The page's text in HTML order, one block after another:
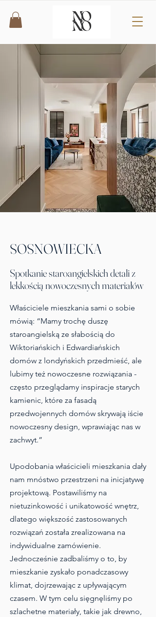
SOSNOWIECKA
Spotkanie staroangielskich detali z
lekkością nowoczesnych materiałów
Właściciele mieszkania sami o sobie
mówią: “Mamy trochę duszę
staroangielską ze słabością do
Wiktoriańskich i Edwardiańskich
domów z londyńskich przedmieść, ale
lubimy też nowoczesne rozwiązania -
często przeglądamy inspiracje starych
kamienic, które za fasadą
przedwojennych domów skrywają iście
nowoczesny design, wprawiając nas w
zachwyt.”
Upodobania właścicieli mieszkania dały
nam mnóstwo przestrzeni na inicjatywę
projektową. Postawiliśmy na
nietuzinkowość i unikatowość wnętrz,
dlatego większość zastosowanych
rozwiązań została zrealizowana na
indywidualne zamówienie.
Jednocześnie zadbaliśmy o to, by
mieszkanie zyskało ponadczasowy
klimat, dojrzewając z upływającym
czasem. W tym celu sięgnęliśmy po
szlachetne materiały, takie jak drewno,